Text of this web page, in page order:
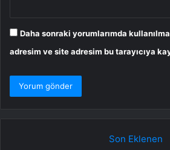
Daha sonraki yorumlarımda
adresim ve site adresim bu tarayıcıya
Son Eklenen